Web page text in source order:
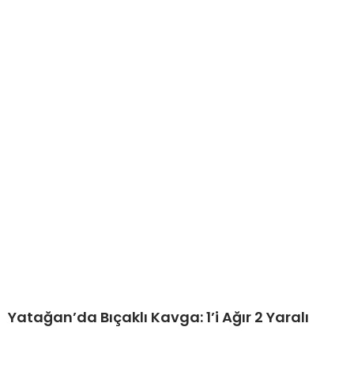
Yatağan’da Bıçaklı Kavga: 1’i Ağır 2 Yaralı